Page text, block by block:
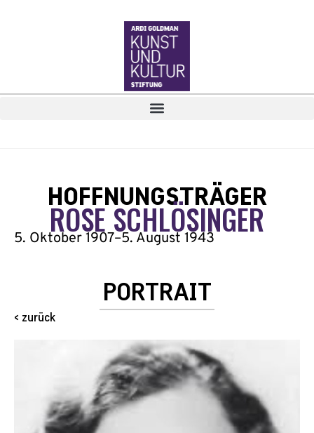
HOFFNUNGSTRÄGER
ROSE SCHLÖSINGER
5. Oktober 1907–5. August 1943
PORTRAIT
< zurück